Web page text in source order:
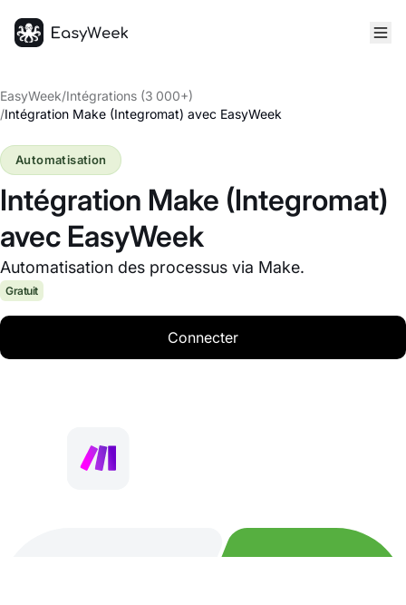
EasyWeek/Intégrations (3 000+)
/Intégration Make (Integromat) avec EasyWeek
Intégration Make (Integromat)
avec EasyWeek
Automatisation des processus via Make.
Automatisation
Gratuit
Connecter